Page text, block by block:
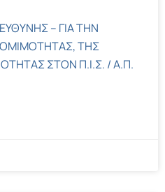
– ΓΙΑ ΤΗΝ
ΤΗΣ
ΣΤΟΝ Π.Ι.Σ. / Α.Π.